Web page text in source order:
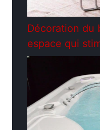
Décoration du
espace qui